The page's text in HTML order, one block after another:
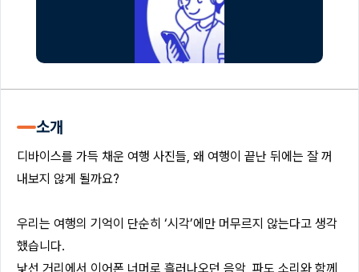
소개
디바이스를 가득 채운 여행 사진들, 왜 여행이 끝난 뒤에는 잘 꺼
내보지 않게 될까요?
우리는 여행의 기억이 단순히 ‘시각’에만 머무르지 않는다고 생각
했습니다.
낯선 거리에서 이어폰 너머로 흘러나오던 음악, 파도 소리와 함께